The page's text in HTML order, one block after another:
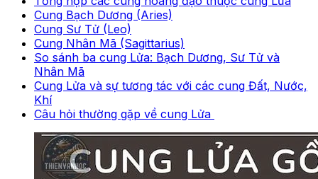
Cung Bạch Dương (Aries)
Cung Sư Tử (Leo)
Cung Nhân Mã (Sagittarius)
So sánh ba cung Lửa: Bạch Dương, Sư Tử và
Nhân Mã
Cung Lửa và sự tương tác với các cung Đất, Nước,
Khí
Câu hỏi thường gặp về cung Lửa